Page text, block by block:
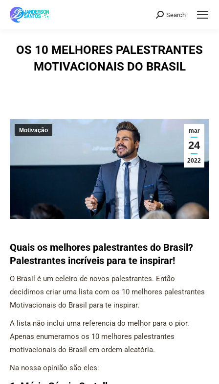
Search:
Search
OS 10 MELHORES PALESTRANTES
MOTIVACIONAIS DO BRASIL
mar
24
2022
Motivação
Quais os melhores palestrantes do Brasil?
Palestrantes incríveis para te inspirar!
O Brasil é um celeiro de novos palestrantes. Então
decidimos criar uma lista com os 10 melhores palestrantes
Motivacionais do Brasil para te inspirar.
A lista não inclui uma referencia do melhor para o pior.
Apenas enumeramos os 10 melhores palestrantes
motivacionais do Brasil em ordem aleatória.
Na nossa opinião são eles: